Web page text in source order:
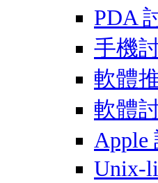
PDA
手機
軟體
軟體
Apple
Unix-